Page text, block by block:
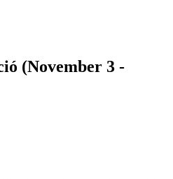
(November 3 -